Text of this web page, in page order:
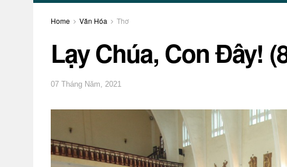
Home Văn Hóa Thơ
Lạy Chúa, Con Đây!
07 Tháng Năm, 2021